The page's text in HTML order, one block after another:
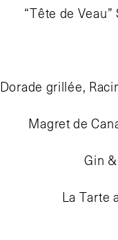
“Tête de
Dorade grillée,
Magret de
Gin
La Tarte